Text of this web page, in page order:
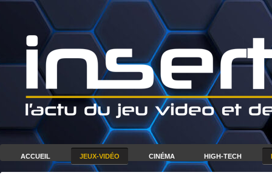
ACCUEIL JEUX-VIDÉO CINÉMA HIGH-TECH